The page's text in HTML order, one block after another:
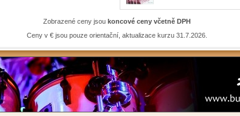
Zobrazené ceny jsou koncové ceny včetně DPH
Ceny v € jsou pouze orientační, aktualizace kurzu 31.7.2026.